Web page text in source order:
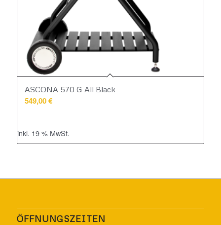
ASCONA 570 G All Black
549,00€
inkl. 19 % MwSt.
ÖFFNUNGSZEITEN